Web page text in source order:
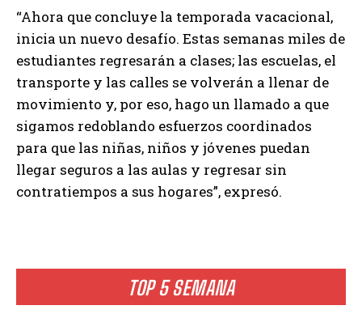
TOP 5 SEMANA
“Ahora que concluye la temporada vacacional,
inicia un nuevo desafío. Estas semanas miles de
estudiantes regresarán a clases; las escuelas, el
transporte y las calles se volverán a llenar de
movimiento y, por eso, hago un llamado a que
sigamos redoblando esfuerzos coordinados
para que las niñas, niños y jóvenes puedan
llegar seguros a las aulas y regresar sin
contratiempos a sus hogares”, expresó.